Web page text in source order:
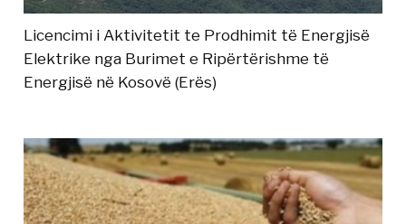
Licencimi i Aktivitetit te Prodhimit të Energjisë
Elektrike nga Burimet e Ripërtërishme të
Energjisë në Kosovë (Erës)